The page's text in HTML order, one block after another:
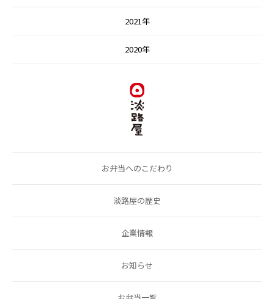
2021年
2020年
お弁当へのこだわり
淡路屋の歴史
企業情報
お知らせ